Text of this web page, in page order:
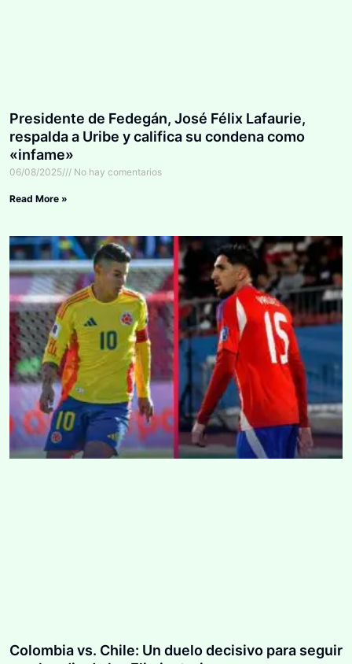
Presidente de Fedegán, José Félix Lafaurie,
respalda a Uribe y califica su condena como
«infame»
06/08/2025 No hay comentarios
Read More »
Colombia vs. Chile: Un duelo decisivo para seguir